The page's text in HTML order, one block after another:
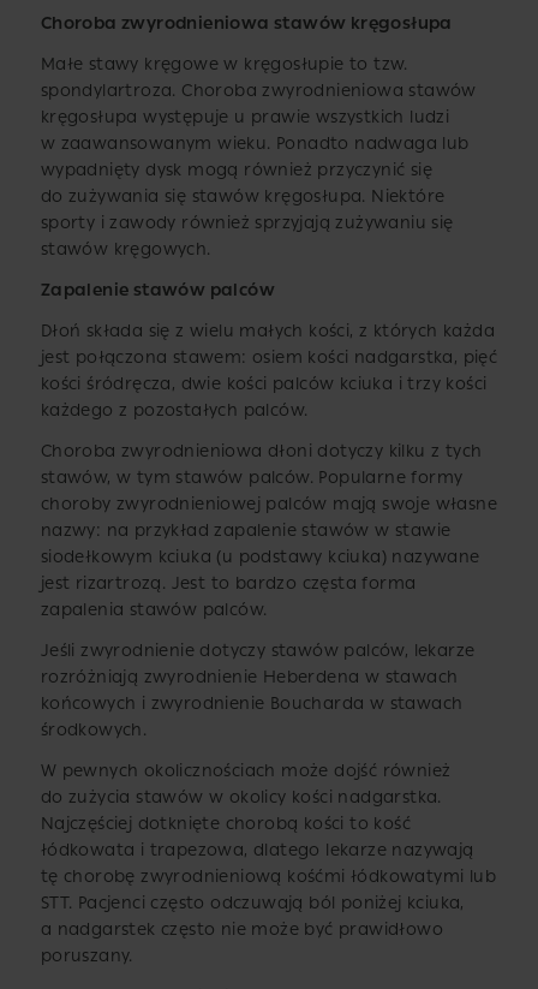
Choroba zwyrodnieniowa stawów kręgosłupa
Małe stawy kręgowe w kręgosłupie to tzw.
spondylartroza. Choroba zwyrodnieniowa stawów
kręgosłupa występuje u prawie wszystkich ludzi
w zaawansowanym wieku. Ponadto nadwaga lub
wypadnięty dysk mogą również przyczynić się
do zużywania się stawów kręgosłupa. Niektóre
sporty i zawody również sprzyjają zużywaniu się
stawów kręgowych.
Zapalenie stawów palców
Dłoń składa się z wielu małych kości, z których każda
jest połączona stawem: osiem kości nadgarstka, pięć
kości śródręcza, dwie kości palców kciuka i trzy kości
każdego z pozostałych palców.
Choroba zwyrodnieniowa dłoni dotyczy kilku z tych
stawów, w tym stawów palców. Popularne formy
choroby zwyrodnieniowej palców mają swoje własne
nazwy: na przykład zapalenie stawów w stawie
siodełkowym kciuka (u podstawy kciuka) nazywane
jest rizartrozą. Jest to bardzo częsta forma
zapalenia stawów palców.
Jeśli zwyrodnienie dotyczy stawów palców, lekarze
rozróżniają zwyrodnienie Heberdena w stawach
końcowych i zwyrodnienie Boucharda w stawach
środkowych.
W pewnych okolicznościach może dojść również
do zużycia stawów w okolicy kości nadgarstka.
Najczęściej dotknięte chorobą kości to kość
łódkowata i trapezowa, dlatego lekarze nazywają
tę chorobę zwyrodnieniową kośćmi łódkowatymi lub
STT. Pacjenci często odczuwają ból poniżej kciuka,
a nadgarstek często nie może być prawidłowo
poruszany.